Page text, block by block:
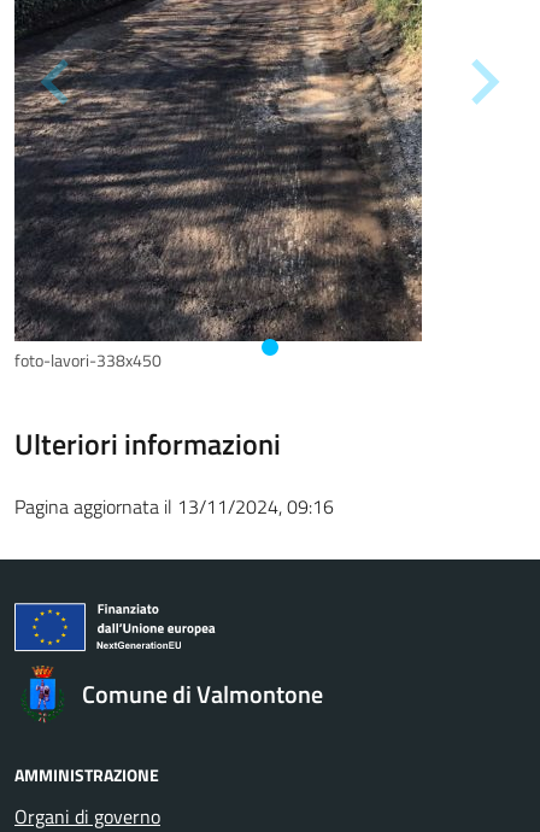
foto-lavori-338x450
Ulteriori informazioni
Pagina aggiornata il 13/11/2024, 09:16
Comune di Valmontone
AMMINISTRAZIONE
Organi di governo